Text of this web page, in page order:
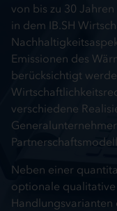
von bis zu 30
in dem IB.SH
Emissionen des
berücksichtigt
verschiedene
Neben einer
optionale